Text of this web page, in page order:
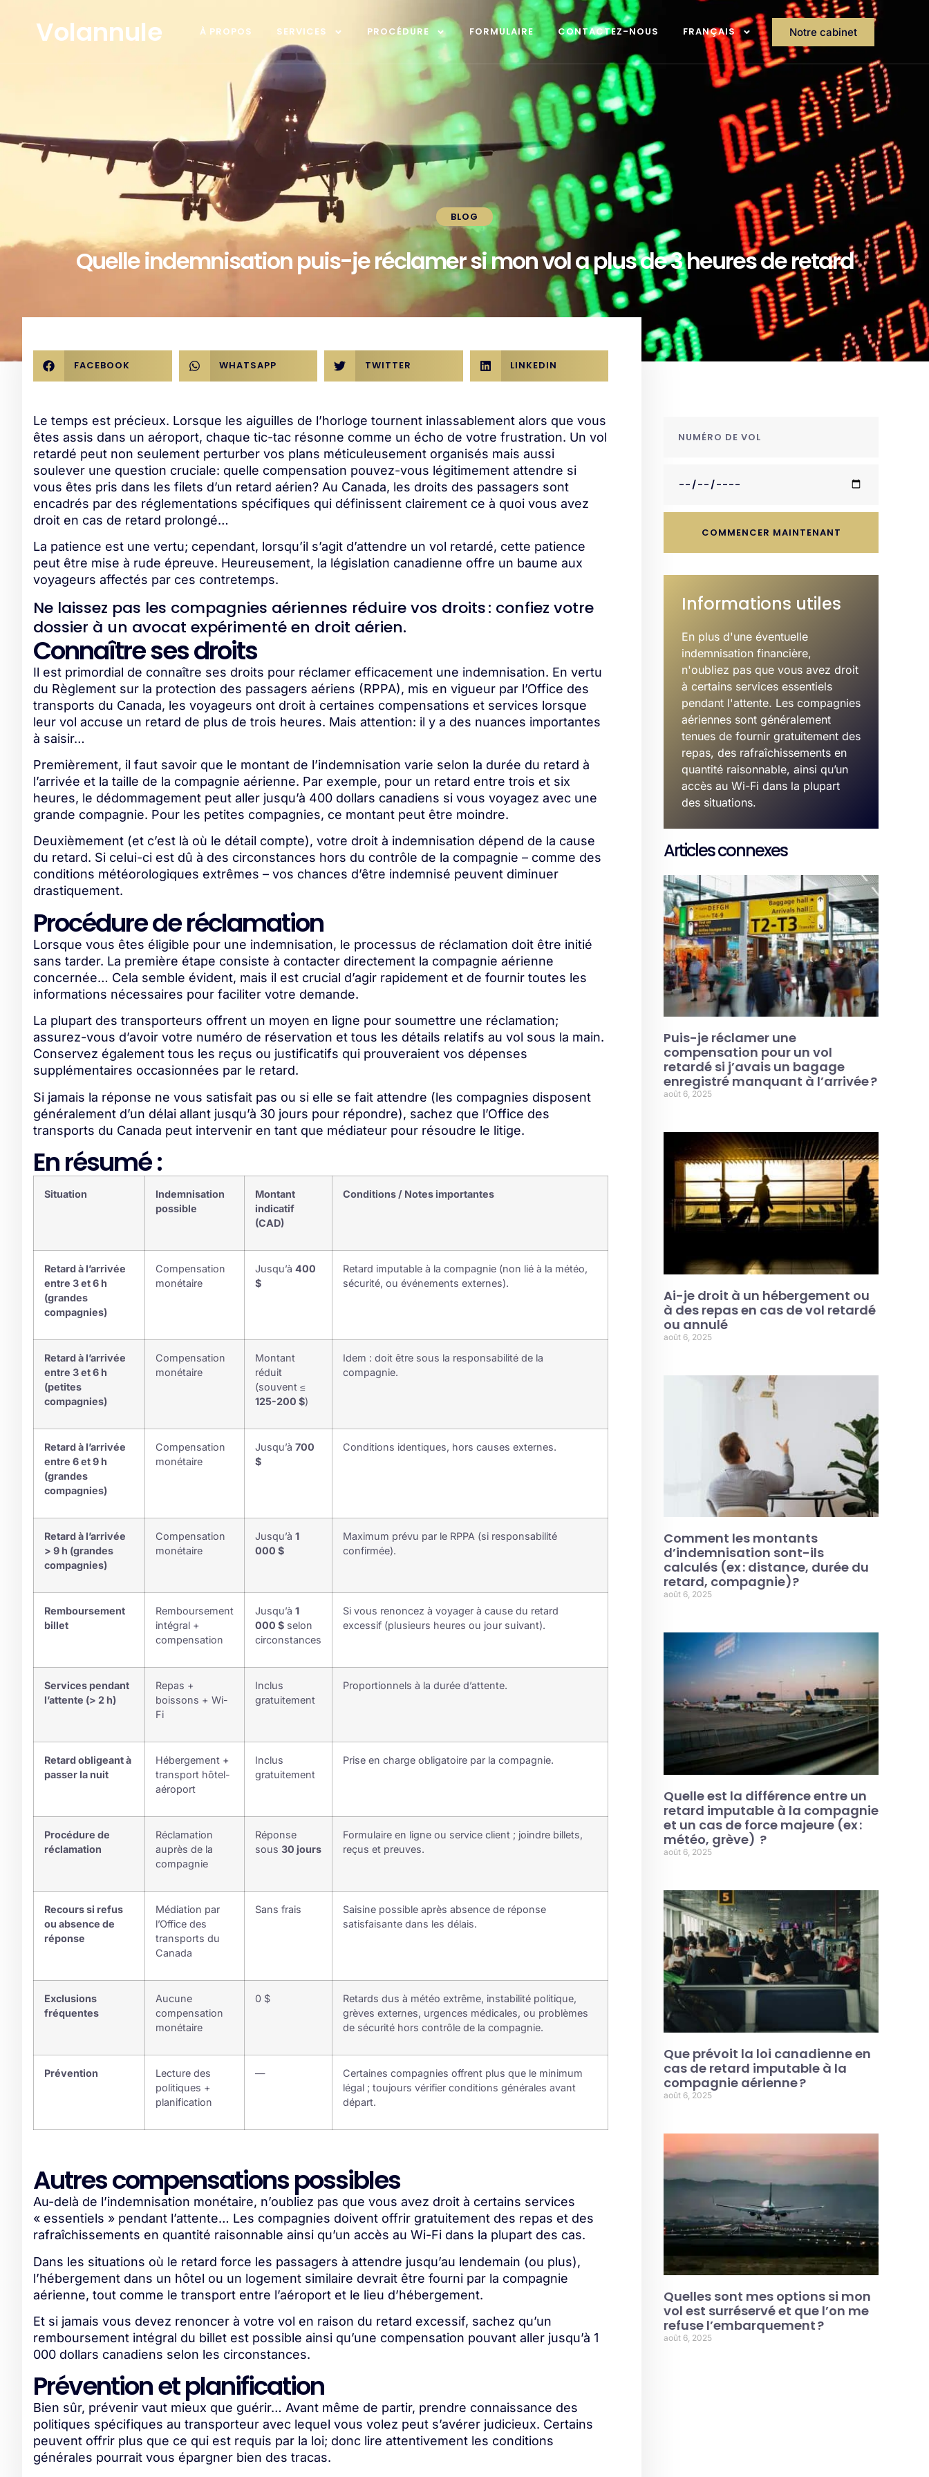
Volannule À PROPOS SERVICES PROCÉDURE FORMULAIRE CONTACTEZ-NOUS FRANÇAIS Notre cabinet
BLOG
Quelle indemnisation puis-je réclamer si mon vol a plus de 3 heures de retard
FACEBOOK WHATSAPP TWITTER LINKEDIN
Le temps est précieux. Lorsque les aiguilles de l’horloge tournent inlassablement alors que vous
êtes assis dans un aéroport, chaque tic-tac résonne comme un écho de votre frustration. Un vol
retardé peut non seulement perturber vos plans méticuleusement organisés mais aussi
soulever une question cruciale: quelle compensation pouvez-vous légitimement attendre si
vous êtes pris dans les filets d’un retard aérien? Au Canada, les droits des passagers sont
encadrés par des réglementations spécifiques qui définissent clairement ce à quoi vous avez
droit en cas de retard prolongé…
La patience est une vertu; cependant, lorsqu’il s’agit d’attendre un vol retardé, cette patience
peut être mise à rude épreuve. Heureusement, la législation canadienne offre un baume aux
voyageurs affectés par ces contretemps.
Ne laissez pas les compagnies aériennes réduire vos droits : confiez votre
dossier à un avocat expérimenté en droit aérien.
Connaître ses droits
Il est primordial de connaître ses droits pour réclamer efficacement une indemnisation. En vertu
du Règlement sur la protection des passagers aériens (RPPA), mis en vigueur par l’Office des
transports du Canada, les voyageurs ont droit à certaines compensations et services lorsque
leur vol accuse un retard de plus de trois heures. Mais attention: il y a des nuances importantes
à saisir…
Premièrement, il faut savoir que le montant de l’indemnisation varie selon la durée du retard à
l’arrivée et la taille de la compagnie aérienne. Par exemple, pour un retard entre trois et six
heures, le dédommagement peut aller jusqu’à 400 dollars canadiens si vous voyagez avec une
grande compagnie. Pour les petites compagnies, ce montant peut être moindre.
Deuxièmement (et c’est là où le détail compte), votre droit à indemnisation dépend de la cause
du retard. Si celui-ci est dû à des circonstances hors du contrôle de la compagnie – comme des
conditions météorologiques extrêmes – vos chances d’être indemnisé peuvent diminuer
drastiquement.
Procédure de réclamation
Lorsque vous êtes éligible pour une indemnisation, le processus de réclamation doit être initié
sans tarder. La première étape consiste à contacter directement la compagnie aérienne
concernée… Cela semble évident, mais il est crucial d’agir rapidement et de fournir toutes les
informations nécessaires pour faciliter votre demande.
La plupart des transporteurs offrent un moyen en ligne pour soumettre une réclamation;
assurez-vous d’avoir votre numéro de réservation et tous les détails relatifs au vol sous la main.
Conservez également tous les reçus ou justificatifs qui prouveraient vos dépenses
supplémentaires occasionnées par le retard.
Si jamais la réponse ne vous satisfait pas ou si elle se fait attendre (les compagnies disposent
généralement d’un délai allant jusqu’à 30 jours pour répondre), sachez que l’Office des
transports du Canada peut intervenir en tant que médiateur pour résoudre le litige.
En résumé :
Situation
Indemnisation
possible
Montant
indicatif
(CAD)
Conditions / Notes importantes
Retard à l’arrivée
entre 3 et 6 h
(grandes
compagnies)
Compensation
monétaire
Jusqu’à 400
$
Retard imputable à la compagnie (non lié à la météo,
sécurité, ou événements externes).
Retard à l’arrivée
entre 3 et 6 h
(petites
compagnies)
Compensation
monétaire
Montant
réduit
(souvent ≤
125-200 $)
Idem : doit être sous la responsabilité de la
compagnie.
Retard à l’arrivée
entre 6 et 9 h
(grandes
compagnies)
Compensation
monétaire
Jusqu’à 700
$
Conditions identiques, hors causes externes.
Retard à l’arrivée
> 9 h (grandes
compagnies)
Compensation
monétaire
Jusqu’à 1
000 $
Maximum prévu par le RPPA (si responsabilité
confirmée).
Remboursement
billet
Remboursement
intégral +
compensation
Jusqu’à 1
000 $ selon
circonstances
Si vous renoncez à voyager à cause du retard
excessif (plusieurs heures ou jour suivant).
Services pendant
l’attente (> 2 h)
Repas +
boissons + Wi-
Fi
Inclus
gratuitement
Proportionnels à la durée d’attente.
Retard obligeant à
passer la nuit
Hébergement +
transport hôtel-
aéroport
Inclus
gratuitement
Prise en charge obligatoire par la compagnie.
Procédure de
réclamation
Réclamation
auprès de la
compagnie
Réponse
sous 30 jours
Formulaire en ligne ou service client ; joindre billets,
reçus et preuves.
Recours si refus
ou absence de
réponse
Médiation par
l’Office des
transports du
Canada
Sans frais
Saisine possible après absence de réponse
satisfaisante dans les délais.
Exclusions
fréquentes
Aucune
compensation
monétaire
0 $
Retards dus à météo extrême, instabilité politique,
grèves externes, urgences médicales, ou problèmes
de sécurité hors contrôle de la compagnie.
Prévention
Lecture des
politiques +
planification
—
Certaines compagnies offrent plus que le minimum
légal ; toujours vérifier conditions générales avant
départ.
Autres compensations possibles
Au-delà de l’indemnisation monétaire, n’oubliez pas que vous avez droit à certains services
« essentiels » pendant l’attente… Les compagnies doivent offrir gratuitement des repas et des
rafraîchissements en quantité raisonnable ainsi qu’un accès au Wi-Fi dans la plupart des cas.
Dans les situations où le retard force les passagers à attendre jusqu’au lendemain (ou plus),
l’hébergement dans un hôtel ou un logement similaire devrait être fourni par la compagnie
aérienne, tout comme le transport entre l’aéroport et le lieu d’hébergement.
Et si jamais vous devez renoncer à votre vol en raison du retard excessif, sachez qu’un
remboursement intégral du billet est possible ainsi qu’une compensation pouvant aller jusqu’à 1
000 dollars canadiens selon les circonstances.
Prévention et planification
Bien sûr, prévenir vaut mieux que guérir… Avant même de partir, prendre connaissance des
politiques spécifiques au transporteur avec lequel vous volez peut s’avérer judicieux. Certains
peuvent offrir plus que ce qui est requis par la loi; donc lire attentivement les conditions
générales pourrait vous épargner bien des tracas.
COMMENCER MAINTENANT
Informations utiles
En plus d'une éventuelle
indemnisation financière,
n'oubliez pas que vous avez droit
à certains services essentiels
pendant l'attente. Les compagnies
aériennes sont généralement
tenues de fournir gratuitement des
repas, des rafraîchissements en
quantité raisonnable, ainsi qu’un
accès au Wi-Fi dans la plupart
des situations.
Articles connexes
Puis-je réclamer une
compensation pour un vol
retardé si j’avais un bagage
enregistré manquant à l’arrivée ?
août 6, 2025
Ai-je droit à un hébergement ou
à des repas en cas de vol retardé
ou annulé
août 6, 2025
Comment les montants
d’indemnisation sont-ils
calculés (ex : distance, durée du
retard, compagnie)?
août 6, 2025
Quelle est la différence entre un
retard imputable à la compagnie
et un cas de force majeure (ex :
météo, grève) ?
août 6, 2025
Que prévoit la loi canadienne en
cas de retard imputable à la
compagnie aérienne ?
août 6, 2025
Quelles sont mes options si mon
vol est surréservé et que l’on me
refuse l’embarquement ?
août 6, 2025